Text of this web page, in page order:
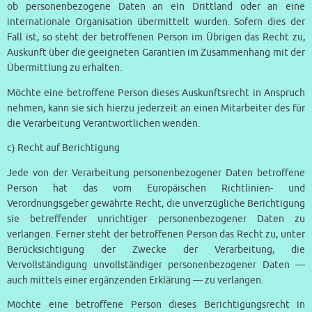
ob personenbezogene Daten an ein Drittland oder an eine
internationale Organisation übermittelt wurden. Sofern dies der
Fall ist, so steht der betroffenen Person im Übrigen das Recht zu,
Auskunft über die geeigneten Garantien im Zusammenhang mit der
Übermittlung zu erhalten.
Möchte eine betroffene Person dieses Auskunftsrecht in Anspruch
nehmen, kann sie sich hierzu jederzeit an einen Mitarbeiter des für
die Verarbeitung Verantwortlichen wenden.
c) Recht auf Berichtigung
Jede von der Verarbeitung personenbezogener Daten betroffene
Person hat das vom Europäischen Richtlinien- und
Verordnungsgeber gewährte Recht, die unverzügliche Berichtigung
sie betreffender unrichtiger personenbezogener Daten zu
verlangen. Ferner steht der betroffenen Person das Recht zu, unter
Berücksichtigung der Zwecke der Verarbeitung, die
Vervollständigung unvollständiger personenbezogener Daten —
auch mittels einer ergänzenden Erklärung — zu verlangen.
Möchte eine betroffene Person dieses Berichtigungsrecht in